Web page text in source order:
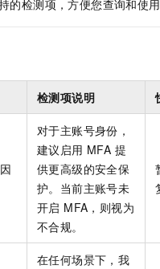
的检测项，方便您查询和使用
检测项说明
对于主账号身份，
建议启用 MFA 提
供更高级的安全保
护。当前主账号未
开启 MFA，则视为
不合规。
在任何场景下，我
旗舰 MoE 大模型，百万上下文与顶尖推理能力
下文，专为长程任务能力而生
用构建
型服务平台百炼-应用模版
多元化的应用模版和解决方案
AI开发、训练和推理服务
服务 Kubernetes 版 ACK
站式管理容器应用的 K8s 服务
化，持久记忆，越用越聪明
Max 首发尝鲜，限时加量 10 倍
智 AI 建站低至 15元/月
域名，送备案服务码
Plan 支持 Qwen 3.8-Max
折，Qwen/Meoo/TokenPlan 客户
文字识别
物流查询
力量